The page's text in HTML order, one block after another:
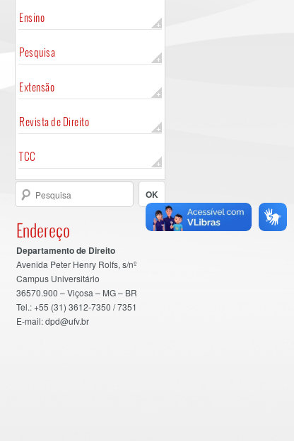
Ensino
Pesquisa
Extensão
Revista de Direito
TCC
Endereço
Departamento de Direito
Avenida Peter Henry Rolfs, s/nº
Campus Universitário
36570.900 – Viçosa – MG – BR
Tel.: +55 (31) 3612-7350 / 7351
E-mail: dpd@ufv.br